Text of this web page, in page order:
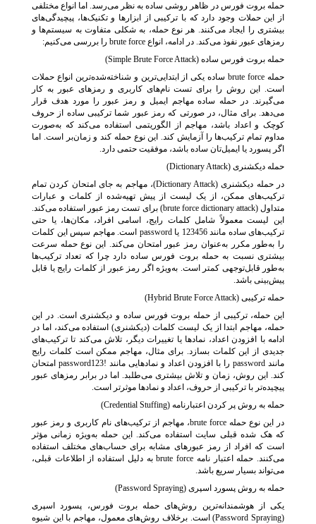
حمله بروت فورس در ظاهر روشی ساده به نظر می‌رسد. اما انواع مختلفی
از این حملات وجود دارد که با ترکیبی از ابزارها و تکنیک‌ها، پیچیدگی‌های
بیشتری را ایجاد می‌کنند. هر نوع حمله، به شکلی متفاوت به سیستم‌ها و
رمزهای عبور نفوذ می‌کند. در ادامه، انواع brute force را بررسی می‌کنیم:
حمله بروت فورس ساده (Simple Brute Force Attack)
حمله brute force ساده یکی از ابتدایی‌ترین و شناخته‌شده‌ترین انواع حملات
است. این روش را برای تست نام‌های کاربری و رمزهای عبور به‌ کار
می‌گیرند. در حمله ساده مهاجم ایمیل و رمز عبور را مورد هدف قرار
می‌دهد. برای مثال، در صورتی که رمز عبور شما ترکیبی ساده از حروف
کوچک و اعداد باشد، مهاجم از الگوریتمی استفاده می‌کند که به‌صورت
مداوم تمام ترکیب‌ها را آزمایش کند. این نوع حمله کند و زمان‌بر است. اما
اگر پسورد یا ایمیل‌تان ساده باشد، موفقیت حتمی دارد.
حمله دیکشنری (Dictionary Attack)
در حمله دیکشنری (Dictionary Attack)، مهاجم به جای امتحان کردن تمام
ترکیب‌های ممکن، از یک لیست از پیش تهیه‌شده از کلمات و عبارات
متداول (brute force dictionary attack) برای تست رمز عبور استفاده می‌کند.
این لیست معمولاً شامل کلمات رایج، اسامی افراد، مکان‌ها، یا حتی
ترکیب‌های ساده مانند 123456 یا password است. مهاجم سپس این کلمات
را به‌طور مکرر به‌عنوان رمز عبور امتحان می‌کند. این نوع حمله سرعت
بیشتری نسبت به حمله بروت فورس ساده دارد چرا که تعداد ترکیب‌ها
به‌طور قابل‌توجهی کمتر است. به‌ویژه اگر رمز عبور از کلمات رایج یا قابل
پیش‌بینی باشد.
حمله ترکیبی (Hybrid Brute Force Attack)
این حمله، ترکیبی از حمله بروت فورس ساده و دیکشنری است. در این
حمله، مهاجم ابتدا از یک لیست کلمات (دیکشنری) استفاده می‌کند، اما در
ادامه با افزودن اعداد، نمادها یا تغییرات دیگر، تلاش می‌کند تا ترکیب‌های
جدیدی از این کلمات بسازد. برای مثال، مهاجم ممکن است کلمات رایج
مانند password را با افزودن اعداد و نمادهایی مانند !password123 امتحان
کند. این روش، زمان و تلاش بیشتری می‌طلبد. اما در برابر رمزهای عبور
پیچیده‌تر با ترکیبی از حروف، اعداد و نمادها موثرتر است.
حمله به روش پر کردن اعتبارنامه (Credential Stuffing)
در این نوع حمله brute force، مهاجم از ترکیب‌های نام کاربری و رمز عبور
که هک شده قبلی سایت استفاده می‌کند. این حمله به‌ویژه زمانی مؤثر
است که افراد از رمز عبورهای مشابه برای حساب‌های مختلف استفاده
می‌کنند. حمله اعتبار نامه brute force به دلیل استفاده از اطلاعات قبلی،
می‌تواند بسیار سریع باشد.
حمله به روش پسورد اسپری (Password Spraying)
یکی از هوشمندانه‌ترین روش‌های حمله بروت فورس، پسورد اسپری
(Password Spraying) است. برخلاف روش‌های معمول، مهاجم با این شیوه